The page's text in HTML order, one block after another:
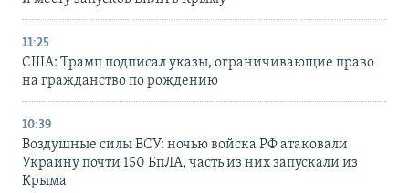
11:25
США: Трамп подписал указы, ограничивающие право
на гражданство по рождению
10:39
Воздушные силы ВСУ: ночью войска РФ атаковали
Украину почти 150 БпЛА, часть из них запускали из
Крыма